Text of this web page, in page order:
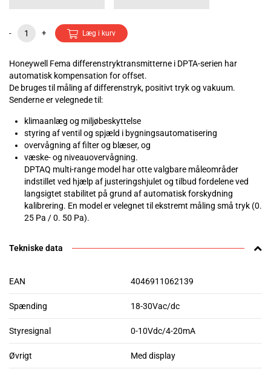
- + Læg i kurv
Honeywell Fema differenstryktransmitterne i DPTA-serien har
automatisk kompensation for offset.
De bruges til måling af differenstryk, positivt tryk og vakuum.
Senderne er velegnede til:
klimaanlæg og miljøbeskyttelse
styring af ventil og spjæld i bygningsautomatisering
overvågning af filter og blæser, og
væske- og niveauovervågning.
DPTAQ multi-range model har otte valgbare måleområder
indstillet ved hjælp af justeringshjulet og tilbud fordelene ved
langsigtet stabilitet på grund af automatisk forskydning
kalibrering. En model er velegnet til ekstremt måling små tryk (0.
25 Pa / 0. 50 Pa).
Tekniske data
EAN 4046911062139
Spænding 18-30Vac/dc
Styresignal 0-10Vdc/4-20mA
Øvrigt Med display